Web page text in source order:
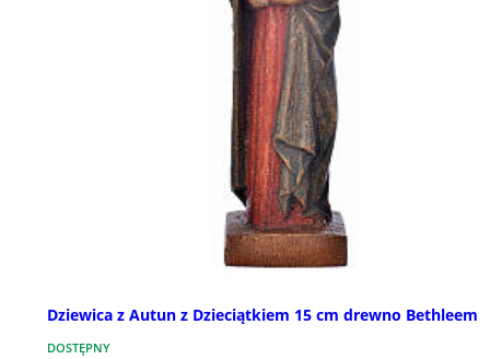
Dziewica z Autun z Dzieciątkiem 15 cm drewno Bethleem
DOSTĘPNY